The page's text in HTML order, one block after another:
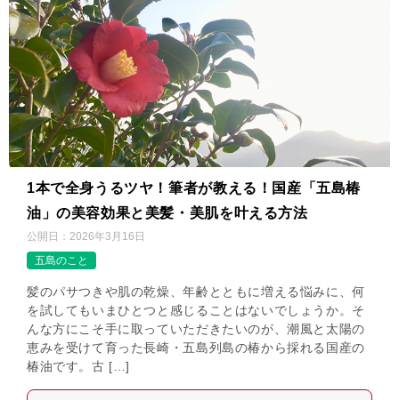
1本で全身うるツヤ！筆者が教える！国産「五島椿
油」の美容効果と美髪・美肌を叶える方法
公開日： 2026年3月16日
五島のこと
髪のパサつきや肌の乾燥、年齢とともに増える悩みに、何
を試してもいまひとつと感じることはないでしょうか。そ
んな方にこそ手に取っていただきたいのが、潮風と太陽の
恵みを受けて育った長崎・五島列島の椿から採れる国産の
椿油です。古 […]